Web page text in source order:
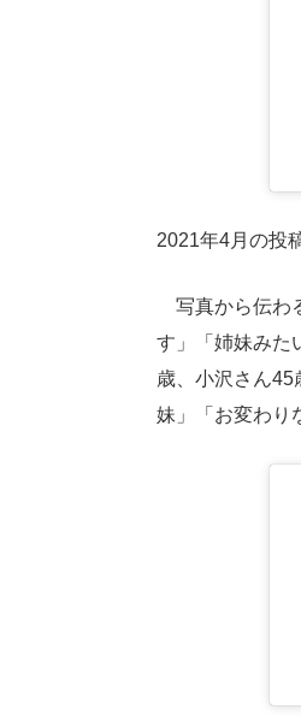
2021年4月の投
写真から伝わ
す」「姉妹みた
歳、小沢さん45
妹」「お変わり